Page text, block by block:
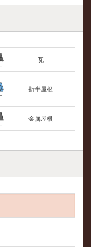
瓦
折半屋根
金属屋根